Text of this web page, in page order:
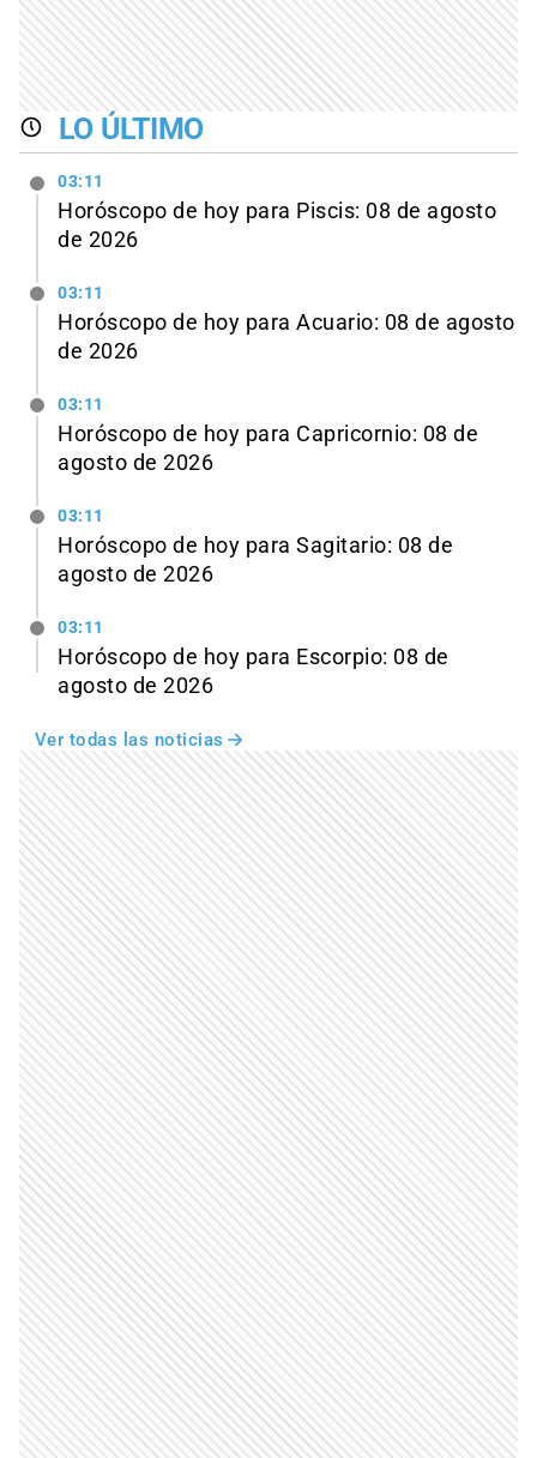
LO ÚLTIMO
03:11
Horóscopo de hoy para Piscis: 08 de agosto
de 2026
03:11
Horóscopo de hoy para Acuario: 08 de agosto
de 2026
03:11
Horóscopo de hoy para Capricornio: 08 de
agosto de 2026
03:11
Horóscopo de hoy para Sagitario: 08 de
agosto de 2026
03:11
Horóscopo de hoy para Escorpio: 08 de
agosto de 2026
Ver todas las noticias